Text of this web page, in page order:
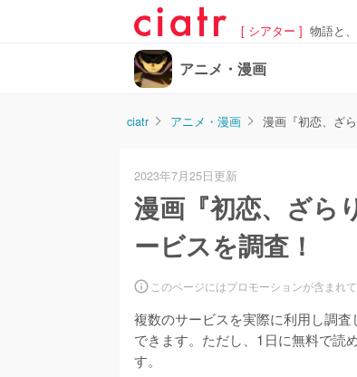
[ シアター ] 物語と、
アニメ・漫画
ciatr アニメ・漫画 漫画『初恋、ざ
2023年7月25日更新
漫画『初恋、ざら
ービスを調査！
このページにはプロモーションが含まれ
複数のサービスを実際に利用し調査
できます。 ただし、1日に無料で読
す。